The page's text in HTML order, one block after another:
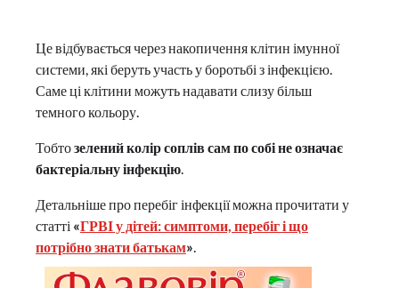
Це відбувається через накопичення клітин імунної
системи, які беруть участь у боротьбі з інфекцією.
Саме ці клітини можуть надавати слизу більш
темного кольору.
Тобтозелений колір соплів сам по собі не означає
бактеріальну інфекцію
Детальніше про перебіг інфекції можна прочитати у
статті «ГРВІ у дітей: симптоми, перебіг і що
потрібно знати батькам»